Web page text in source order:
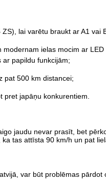
lai varētu braukt ar A1 vai
modernam ielas mocim ar LED
ar papildu funkcijām;
pat 500 km distancei;
pret japāņu konkurentiem.
jaudu nevar prasīt, bet
ka tas attīsta 90 km/h un pat
var būt problēmas pārdot